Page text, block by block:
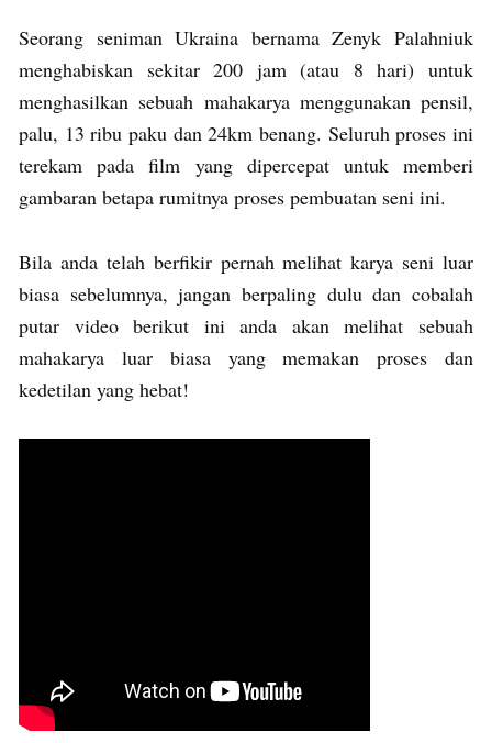
Seorang seniman Ukraina bernama Zenyk Palahniuk
menghabiskan sekitar 200 jam (atau 8 hari) untuk
menghasilkan sebuah mahakarya menggunakan pensil,
palu, 13 ribu paku dan 24km benang. Seluruh proses ini
terekam pada film yang dipercepat untuk memberi
gambaran betapa rumitnya proses pembuatan seni ini.
Bila anda telah berfikir pernah melihat karya seni luar
biasa sebelumnya, jangan berpaling dulu dan cobalah
putar video berikut ini anda akan melihat sebuah
mahakarya luar biasa yang memakan proses dan
kedetilan yang hebat!